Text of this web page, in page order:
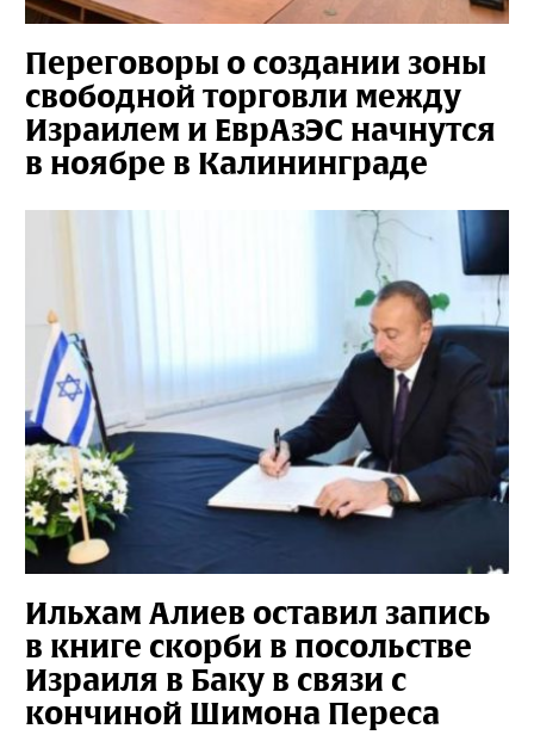
Переговоры о создании зоны
свободной торговли между
Израилем и ЕврАзЭС начнутся
в ноябре в Калининграде
Ильхам Алиев оставил запись
в книге скорби в посольстве
Израиля в Баку в связи с
кончиной Шимона Переса